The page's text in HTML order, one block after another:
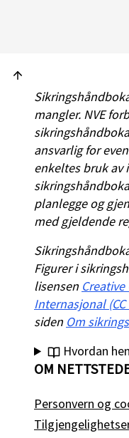
mangler. NVE
ansvarlig for
enkeltes bruk av
planlegge og
med gjeldende
Figurer i
lisensen
Internasjonal (CC
siden Om
Hvordan
OM
Personvern og